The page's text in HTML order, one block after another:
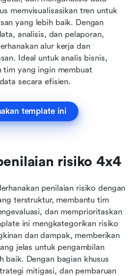
memvisualisasikan tren untuk
yang lebih baik. Dengan
analisis, dan pelaporan,
alur kerja dan
Ideal untuk analis bisnis,
tim yang ingin membuat
secara efisien.
template ini
risiko 4x4
penilaian risiko dengan
terstruktur, membantu tim
dan memprioritaskan
ini mengkategorikan risiko
dan dampak, memberikan
jelas untuk pengambilan
baik. Dengan bagian khusus
mitigasi, dan pembaruan